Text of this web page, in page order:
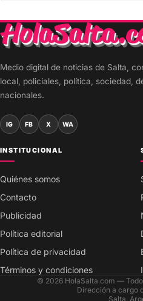
Medio digital de noticias de Salta,
local, policiales, política, sociedad,
nacionales.
IG FB X WA
INSTITUCIONAL
Quiénes somos
Contacto
Publicidad
Política editorial
Política de privacidad
Términos y condiciones
© 2026 HolaSalta.com —
Dirección a cargo
Salta,